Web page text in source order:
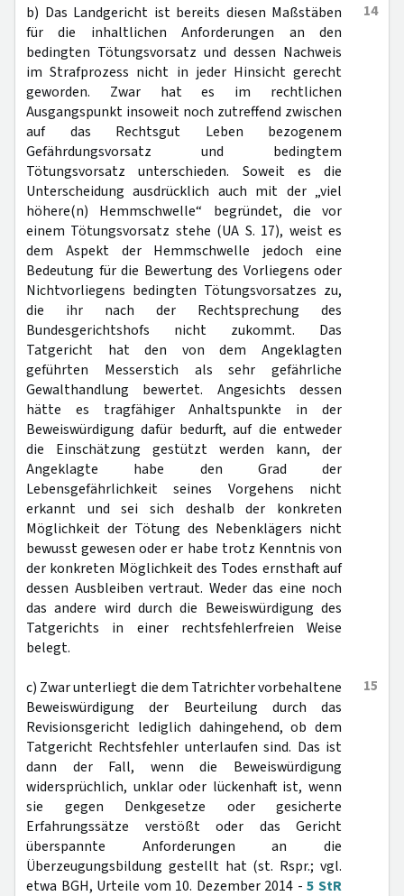
14
b) Das Landgericht ist bereits diesen Maßstäben
für die inhaltlichen Anforderungen an den
bedingten Tötungsvorsatz und dessen Nachweis
im Strafprozess nicht in jeder Hinsicht gerecht
geworden. Zwar hat es im rechtlichen
Ausgangspunkt insoweit noch zutreffend zwischen
auf das Rechtsgut Leben bezogenem
Gefährdungsvorsatz und bedingtem
Tötungsvorsatz unterschieden. Soweit es die
Unterscheidung ausdrücklich auch mit der „viel
höhere(n) Hemmschwelle“ begründet, die vor
einem Tötungsvorsatz stehe (UA S. 17), weist es
dem Aspekt der Hemmschwelle jedoch eine
Bedeutung für die Bewertung des Vorliegens oder
Nichtvorliegens bedingten Tötungsvorsatzes zu,
die ihr nach der Rechtsprechung des
Bundesgerichtshofs nicht zukommt. Das
Tatgericht hat den von dem Angeklagten
geführten Messerstich als sehr gefährliche
Gewalthandlung bewertet. Angesichts dessen
hätte es tragfähiger Anhaltspunkte in der
Beweiswürdigung dafür bedurft, auf die entweder
die Einschätzung gestützt werden kann, der
Angeklagte habe den Grad der
Lebensgefährlichkeit seines Vorgehens nicht
erkannt und sei sich deshalb der konkreten
Möglichkeit der Tötung des Nebenklägers nicht
bewusst gewesen oder er habe trotz Kenntnis von
der konkreten Möglichkeit des Todes ernsthaft auf
dessen Ausbleiben vertraut. Weder das eine noch
das andere wird durch die Beweiswürdigung des
Tatgerichts in einer rechtsfehlerfreien Weise
belegt.
15
c) Zwar unterliegt die dem Tatrichter vorbehaltene
Beweiswürdigung der Beurteilung durch das
Revisionsgericht lediglich dahingehend, ob dem
Tatgericht Rechtsfehler unterlaufen sind. Das ist
dann der Fall, wenn die Beweiswürdigung
widersprüchlich, unklar oder lückenhaft ist, wenn
sie gegen Denkgesetze oder gesicherte
Erfahrungssätze verstößt oder das Gericht
überspannte Anforderungen an die
Überzeugungsbildung gestellt hat (st. Rspr.; vgl.
etwa BGH, Urteile vom 10. Dezember 2014 -5 StR